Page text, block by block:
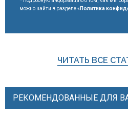
можно найти в разделе « Политика
ЧИТАТЬ ВСЕ
РЕКОМЕНДОВАННЫЕ ДЛЯ